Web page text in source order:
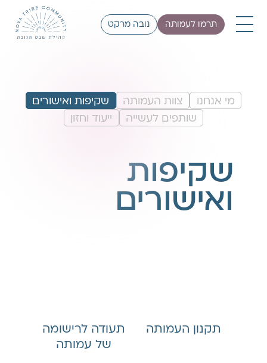
תרמו לעמותה נובה מרקט
מי אנחנו צוות העמותה
שקיפות ואישורים
שותפים לעשייה
ייעוד וחזון
שקיפות
ואישורים
תקנון העמותה
תעודה לרישומה
של עמותה